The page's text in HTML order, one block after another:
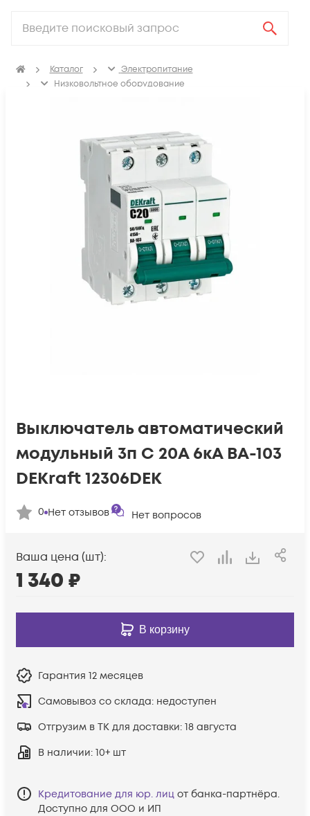
Каталог
Электропитание
Низковольтное оборудование
Выключатель автоматический
модульный 3п C 20А 6кА ВА-103
DEKraft 12306DEK
0 Нет отзывов Нет вопросов
Ваша цена (шт):
1 340 ₽
В корзину
Гарантия 12 месяцев
Самовывоз со склада: недоступен
Отгрузим в ТК для доставки: 18 августа
В наличии: 10+ шт
Кредитование для юр. лиц от банка-партнёра.
Доступно для ООО и ИП